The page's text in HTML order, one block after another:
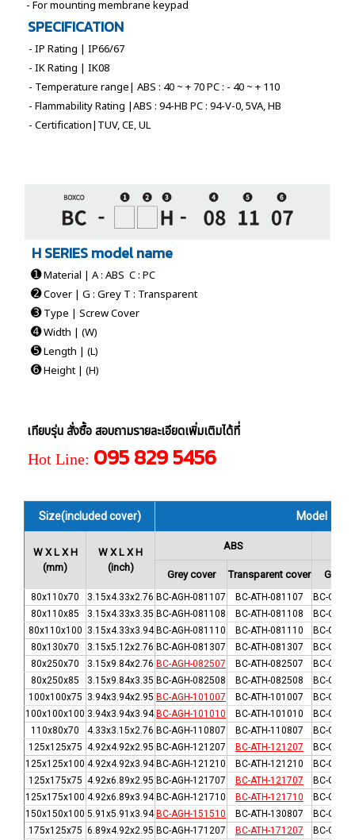
- For mounting membrane keypad
SPECIFICATION
- IP Rating | IP66/67
- IK Rating | IK08
- Temperature range| ABS : 40 ~ + 70 PC : - 40 ~ + 110
- Flammability Rating |ABS : 94-HB PC : 94-V-0, 5VA, HB
- Certification|TUV, CE, UL
H SERIES model name
➊Material | A : ABS C : PC
➋Cover | G : Grey T : Transparent
➌Type | Screw Cover
➍Width | (W)
➎Length | (L)
➏Height | (H)
เทียบรุ่น สั่งซื้อ สอบถามรายละเอียดเพิ่มเติมได้ที่
Hot Line: 095 829 5456
Size(included cover) Model
W X L X H
(mm)
W X L X H
(inch)
ABS
Grey cover Transparent cover Grey
80x110x70 3.15x4.33x2.76 BC-AGH-081107 BC-ATH-081107
BC-CGH-
80x110x85
3.15x4.33x3.35 BC-AGH-081108 BC-ATH-081108
BC-CGH-
80x110x100 3.15x4.33x3.94 BC-AGH-081110 BC-ATH-081110
BC-CGH-
80x130x70
3.15x5.12x2.76 BC-AGH-081307 BC-ATH-081307
BC-CGH-
80x250x70
3.15x9.84x2.76 BC-AGH-082507 BC-ATH-082507
BC-CGH-
80x250x85
3.15x9.84x3.35 BC-AGH-082508 BC-ATH-082508
BC-CGH-
100x100x75 3.94x3.94x2.95 BC-AGH-101007 BC-ATH-101007
BC-CGH-
100x100x100 3.94x3.94x3.94 BC-AGH-101010 BC-ATH-101010
BC-CGH-
110x80x70
4.33x3.15x2.76 BC-AGH-110807 BC-ATH-110807
BC-CGH-
125x125x75 4.92x4.92x2.95 BC-AGH-121207 BC-ATH-121207
BC-CGH-
125x125x100 4.92x4.92x3.94 BC-AGH-121210 BC-ATH-121210
BC-CGH-
125x175x75 4.92x6.89x2.95 BC-AGH-121707 BC-ATH-121707
BC-CGH-
125x175x100 4.92x6.89x3.94 BC-AGH-121710 BC-ATH-121710
BC-CGH-
150x150x100 5.91x5.91x3.94 BC-AGH-151510 BC-ATH-130807
BC-CGH-
175x125x75 6.89x4.92x2.95 BC-AGH-171207 BC-ATH-171207
BC-CGH-